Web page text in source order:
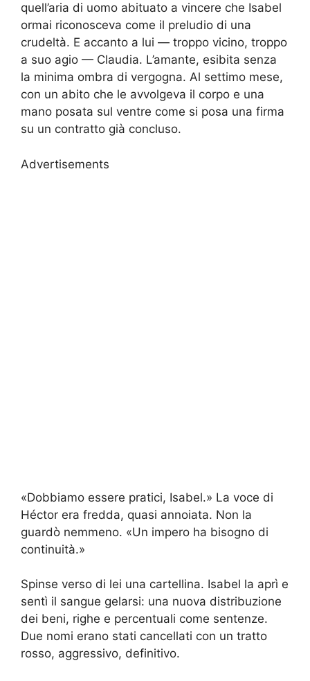
quell’aria di uomo abituato a vincere che Isabel
ormai riconosceva come il preludio di una
crudeltà. E accanto a lui — troppo vicino, troppo
a suo agio — Claudia. L’amante, esibita senza
la minima ombra di vergogna. Al settimo mese,
con un abito che le avvolgeva il corpo e una
mano posata sul ventre come si posa una firma
su un contratto già concluso.
Advertisements
«Dobbiamo essere pratici, Isabel.» La voce di
Héctor era fredda, quasi annoiata. Non la
guardò nemmeno. «Un impero ha bisogno di
continuità.»
Spinse verso di lei una cartellina. Isabel la aprì e
sentì il sangue gelarsi: una nuova distribuzione
dei beni, righe e percentuali come sentenze.
Due nomi erano stati cancellati con un tratto
rosso, aggressivo, definitivo.